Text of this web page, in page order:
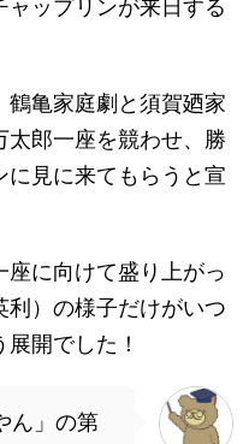
ップリンが来日する
鶴亀家庭劇と須賀廼家
郎一座を競わせ、勝
に見に来てもらうと宣
に向けて盛り上がっ
利）の様子だけがいつ
開でした！
ん」の第